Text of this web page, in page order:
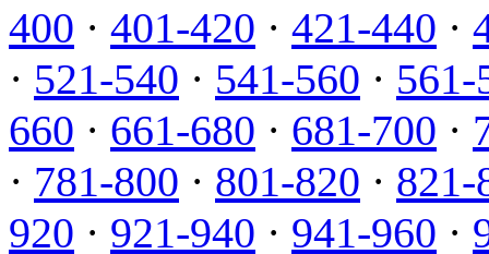
400 · 401-420 · 421-440 ·
· 521-540 · 541-560 · 561-
660 · 661-680 · 681-700 ·
· 781-800 · 801-820 · 821-
920 · 921-940 · 941-960 ·